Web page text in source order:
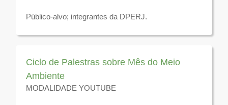
Público-alvo; integrantes da DPERJ.
Disponível para visualização até 31 de dezembro de
Ciclo de Palestras sobre Mês do Meio
Ambiente
MODALIDADE YOUTUBE